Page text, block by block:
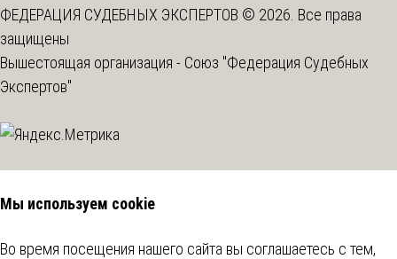
ФЕДЕРАЦИЯ СУДЕБНЫХ ЭКСПЕРТОВ © 2026. Все права
защищены
Вышестоящая организация - Союз "Федерация Судебных
Экспертов"
Мы используем cookie
Во время посещения нашего сайта вы соглашаетесь с тем,